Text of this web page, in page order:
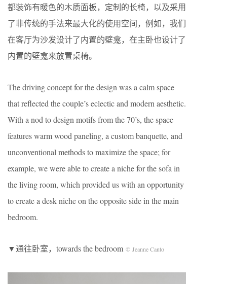
都装饰有暖色的木质面板，定制的长椅，以及采用
了非传统的手法来最大化的使用空间，例如，我们
在客厅为沙发设计了内置的壁龛，在主卧也设计了
内置的壁龛来放置桌椅。
The driving concept for the design was a calm space
that reflected the couple’s eclectic and modern aesthetic.
With a nod to design motifs from the 70’s, the space
features warm wood paneling, a custom banquette, and
unconventional methods to maximize the space; for
example, we were able to create a niche for the sofa in
the living room, which provided us with an opportunity
to create a desk niche on the opposite side in the main
bedroom.
▼通往卧室，towards the bedroom © Jeanne Canto